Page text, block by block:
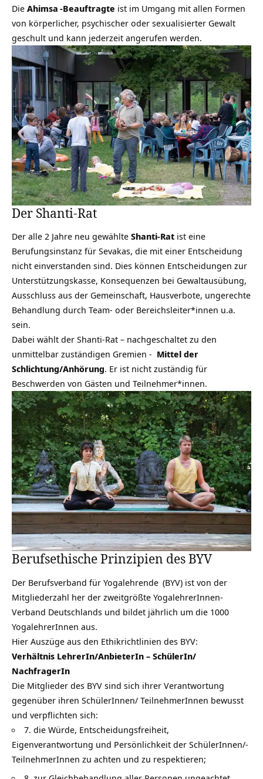
Die Ahimsa -Beauftragte ist im Umgang mit allen Formen
von körperlicher, psychischer oder sexualisierter Gewalt
geschult und kann jederzeit angerufen werden.
Der Shanti-Rat
Der alle 2 Jahre neu gewählte Shanti-Rat ist eine
Berufungsinstanz für Sevakas, die mit einer Entscheidung
nicht einverstanden sind. Dies können Entscheidungen zur
Unterstützungskasse, Konsequenzen bei Gewaltausübung,
Ausschluss aus der Gemeinschaft, Hausverbote, ungerechte
Behandlung durch Team- oder Bereichsleiter*innen u.a.
sein.
Dabei wählt der Shanti-Rat – nachgeschaltet zu den
unmittelbar zuständigen Gremien ‑ Mittel der
Schlichtung/Anhörung. Er ist nicht zuständig für
Beschwerden von Gästen und Teilnehmer*innen.
Berufsethische Prinzipien des BYV
Der Berufsverband für Yogalehrende (BYV) ist von der
Mitgliederzahl her der zweitgrößte YogalehrerInnen-
Verband Deutschlands und bildet jährlich um die 1000
YogalehrerInnen aus.
Hier Auszüge aus den Ethikrichtlinien des BYV:
Verhältnis LehrerIn/AnbieterIn – SchülerIn/
NachfragerIn
Die Mitglieder des BYV sind sich ihrer Verantwortung
gegenüber ihren SchülerInnen/ TeilnehmerInnen bewusst
und verpflichten sich:
7. die Würde, Entscheidungsfreiheit,
Eigenverantwortung und Persönlichkeit der SchülerInnen/-
TeilnehmerInnen zu achten und zu respektieren;